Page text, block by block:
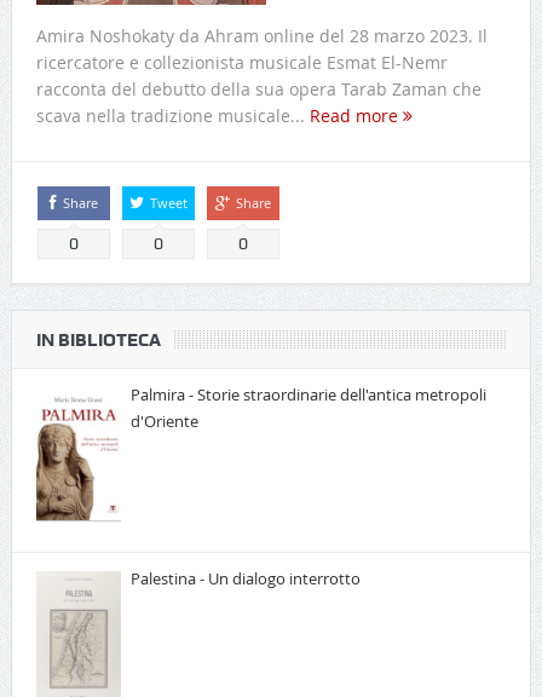
Amira Noshokaty da Ahram online del 28 marzo 2023. Il
ricercatore e collezionista musicale Esmat El-Nemr
racconta del debutto della sua opera Tarab Zaman che
scava nella tradizione musicale... Read more
Share
0
Tweet
0
Share
0
IN BIBLIOTECA
Palmira - Storie straordinarie dell'antica metropoli
d'Oriente
Palestina - Un dialogo interrotto